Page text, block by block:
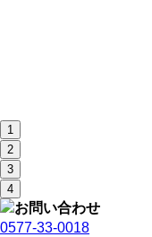
1
2
3
4
0577-33-0018